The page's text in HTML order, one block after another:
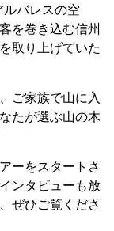
ルバレスの空
を巻き込む信州
取り上げていた
ご家族で山に入
たが選ぶ山の木
ーをスタートさ
ンタビューも放
ぜひご覧くださ